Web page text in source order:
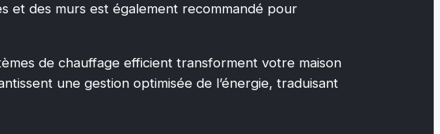
et des murs est également recommandé pour
de chauffage efficient transforment votre maison
une gestion optimisée de l’énergie, traduisant